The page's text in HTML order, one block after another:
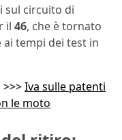
sul circuito di
il 46, che è tornato
ai tempi dei test in
>>>Iva sulle patenti
le moto